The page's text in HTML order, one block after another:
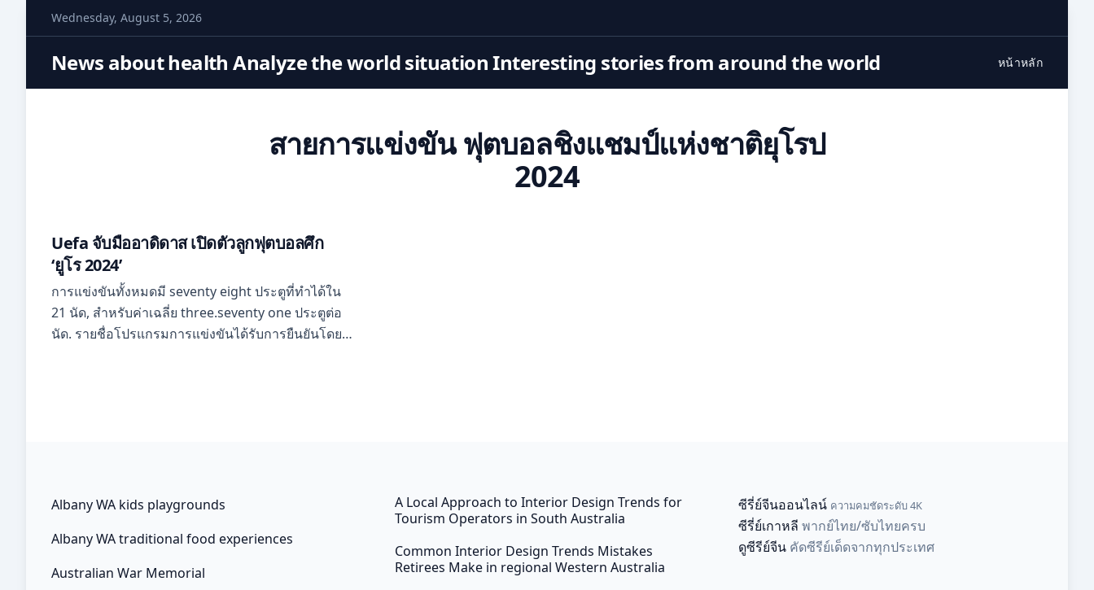
t
Wednesday, August 5, 2026
News about health Analyze the world situation Interesting stories from around the world หน้าหลัก
สายการแข่งขัน ฟุตบอลชิงแชมป์แห่งชาติยุโรป
2024
Uefa จับมืออาดิดาส เปิดตัวลูกฟุตบอลศึก
‘ยูโร 2024’
การแข่งขันทั้งหมดมี seventy eight ประตูที่ทำได้ใน
21 นัด, สำหรับค่าเฉลี่ย three.seventy one ประตูต่อ
นัด. รายชื่อโปรแกรมการแข่งขันได้รับการยืนยันโดยยู
สำหรับ ฟุตซอลโลก 2024 ร่วมกับเจ้าภาพ อุซเบกิ
สำหรับทัวร์นาเมนต์รอบสุดท้าย. หนึ่งสนามแข่งขัน
สำหรับแต่ละประเทศที่เข้าร่วมในทัวร์นาเมนต์กับแต่ละ
Albany WA kids playgrounds
Albany WA traditional food experiences
Australian War Memorial
A Local Approach to Interior Design Trends for
Tourism Operators in South Australia
Common Interior Design Trends Mistakes
Retirees Make in regional Western Australia
ซีรี่ย์จีนออนไลน์ ความคมชัดระดับ 4K
ซีรี่ย์เกาหลี พากย์ไทย/ซับไทยครบ
ดูซีรีย์จีน คัดซีรีย์เด็ดจากทุกประเทศ